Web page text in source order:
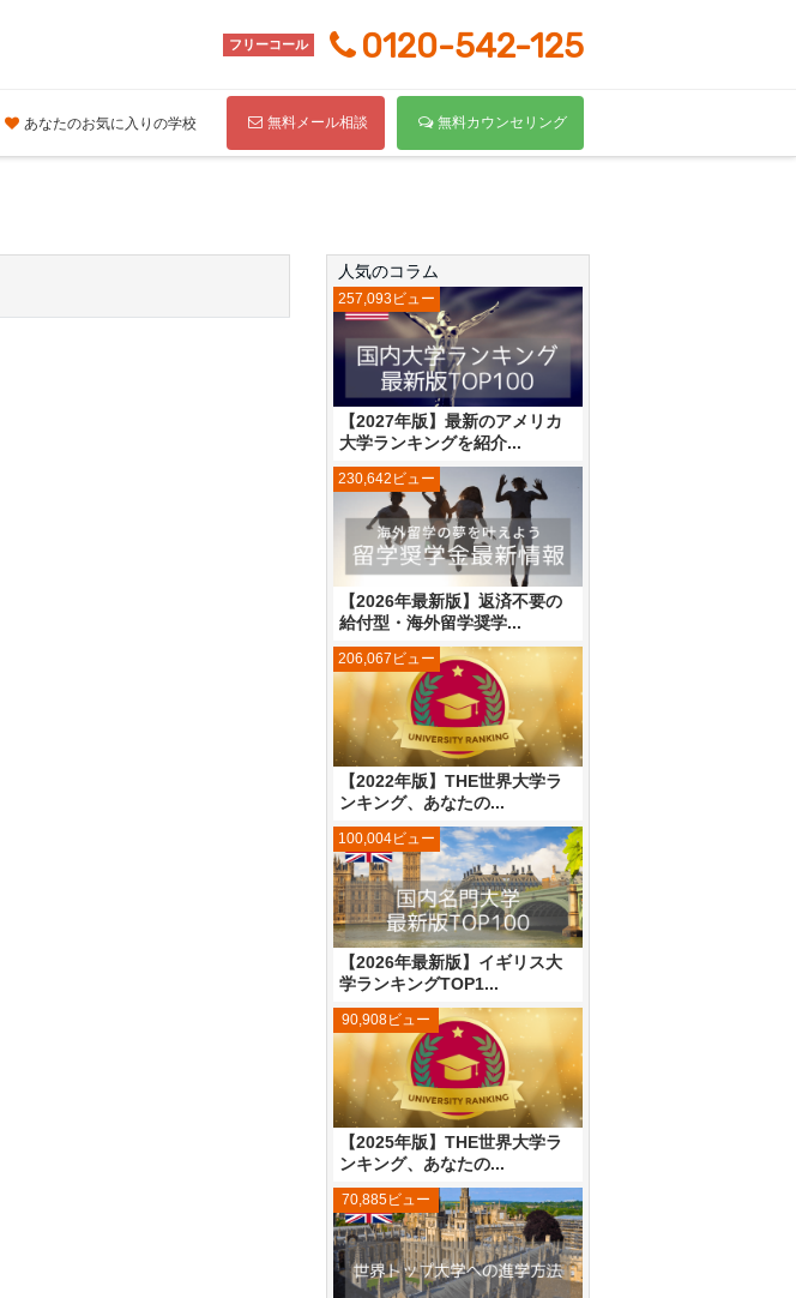
フリーコール 0120-542-125
あなたのお気に入りの学校 無料メール相談 無料カウンセリング
人気のコラム
【2027年版】最新のアメリカ
大学ランキングを紹介...
257,093ビュー
【2026年最新版】返済不要の
給付型・海外留学奨学...
230,642ビュー
【2022年版】THE世界大学ラ
ンキング、あなたの...
206,067ビュー
【2026年最新版】イギリス大
学ランキングTOP1...
100,004ビュー
【2025年版】THE世界大学ラ
ンキング、あなたの...
90,908ビュー
70,885ビュー